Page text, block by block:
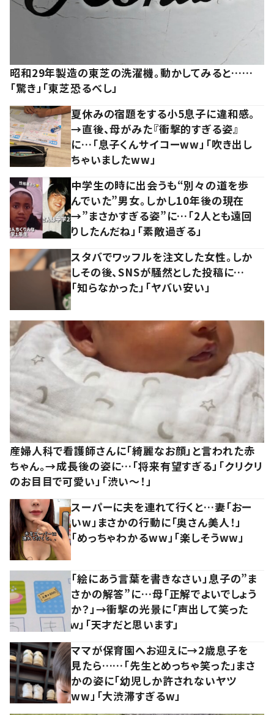
昭和29年製造の東芝の洗濯機。動かしてみると……
「驚き」「東芝恐るべし」
夏休みの宿題をする小5息子に違和感。
→直後、母がみた『衝撃的すぎる姿』
に…「息子くんサイコーww」「吹き出し
ちゃいましたww」
中学生の時に出会うも“別々の道を歩
んでいた”男女。しかし10年後の現在
→”まさかすぎる姿”に…「2人とも遠回
りしたんだね」「素敵過ぎる」
スタバでワッフルを注文した女性。しか
しその後、SNSが騒然とした投稿に…
「知らなかった」「ヤバい安い」
産婦人科で看護師さんに「綺麗なお顔」と言われた赤
ちゃん。→成長後の姿に…「将来有望すぎる」「クリクリ
のお目目で可愛い」「渋い～！」
スーパーに夫を連れて行くと…妻「おー
いw」まさかの行動に「奥さん美人！」
「めっちゃわかるww」「楽しそうww」
「絵にあう言葉を書きなさい」息子の”ま
さかの解答”に…母「正解でよいでしょう
か？」→衝撃の光景に「声出して笑った
ｗ」「天才だと思います」
ママが保育園へお迎えに→2歳息子を
見たら……「先生とめっちゃ笑った」まさ
かの姿に「幼児しか許されないヤツ
ww」「大渋滞すぎるw」